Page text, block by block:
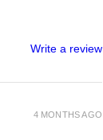
Write a review
4 MONTHS AGO